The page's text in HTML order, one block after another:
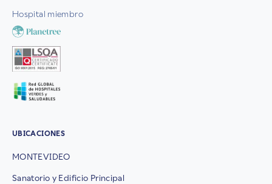
Hospital miembro
UBICACIONES
MONTEVIDEO
Sanatorio y Edificio Principal